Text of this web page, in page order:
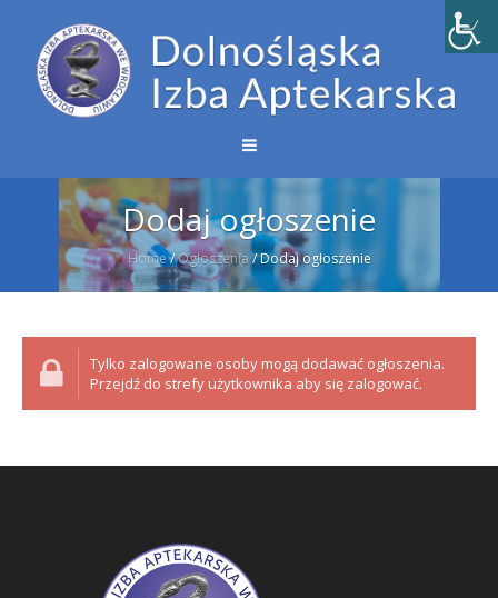
Dodaj ogłoszenie
Home/Ogłoszenia/Dodaj ogłoszenie
Tylko zalogowane osoby mogą dodawać ogłoszenia.
Przejdź do strefy użytkownika aby się zalogować.